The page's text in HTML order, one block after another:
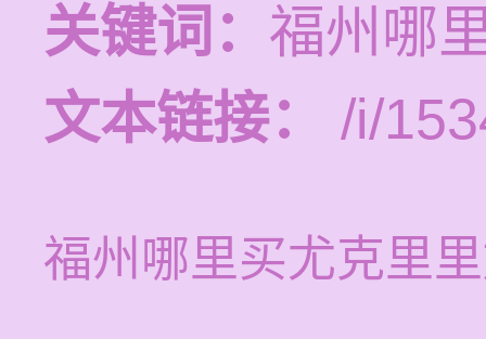
关键词： 福州哪
文本链接：
/i/
福州哪里买尤克里